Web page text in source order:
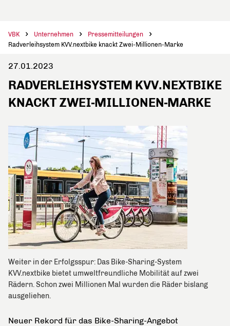
VBK Unternehmen
Pressemitteilungen
Radverleihsystem KVV.nextbike knackt Zwei-Millionen-Marke
27.01.2023
RADVERLEIHSYSTEM KVV.NEXTBIKE
KNACKT ZWEI-MILLIONEN-MARKE
Weiter in der Erfolgsspur: Das Bike-Sharing-System
KVV.nextbike bietet umweltfreundliche Mobilität auf zwei
Rädern. Schon zwei Millionen Mal wurden die Räder bislang
ausgeliehen.
Neuer Rekord für das Bike-Sharing-Angebot